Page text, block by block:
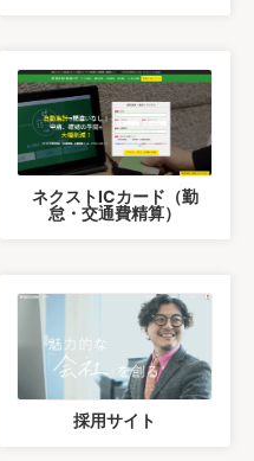
ネクストICカード（勤
怠・交通費精算）
採用サイト